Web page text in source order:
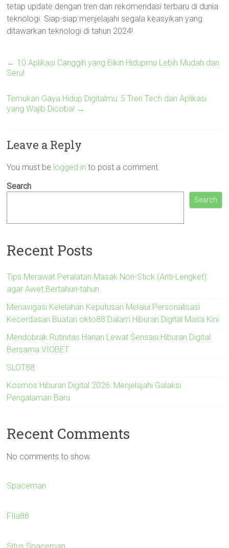
tetap update dengan tren dan rekomendasi terbaru di dunia
teknologi. Siap-siap menjelajahi segala keasyikan yang
ditawarkan teknologi di tahun 2024!
← 10 Aplikasi Canggih yang Bikin Hidupmu Lebih Mudah dan
Seru!
Temukan Gaya Hidup Digitalmu: 5 Tren Tech dan Aplikasi
yang Wajib Dicoba! →
Leave a Reply
You must be logged in to post a comment.
Search
Search
Recent Posts
Tips Merawat Peralatan Masak Non-Stick (Anti-Lengket)
agar Awet Bertahun-tahun
Menavigasi Kelelahan Keputusan Melalui Personalisasi
Kecerdasan Buatan okto88 Dalam Hiburan Digital Masa Kini
Mendobrak Rutinitas Harian Lewat Sensasi Hiburan Digital
Bersama VIOBET
SLOT88
Kosmos Hiburan Digital 2026: Menjelajahi Galaksi
Pengalaman Baru
Recent Comments
No comments to show.
Spaceman
FIla88
Situs Spaceman